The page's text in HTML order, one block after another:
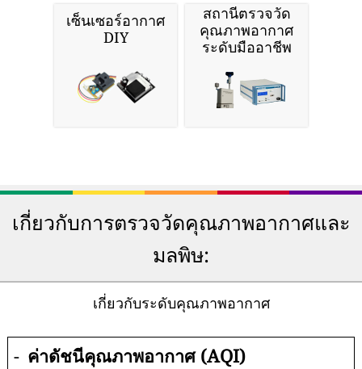
เซ็นเซอร์อากาศ
DIY
สถานีตรวจวัด
คุณภาพอากาศ
ระดับมืออาชีพ
เกี่ยวกับการตรวจวัดคุณภาพอากาศและ
มลพิษ:
เกี่ยวกับระดับคุณภาพอากาศ
- ค่าดัชนีคุณภาพอากาศ (AQI)